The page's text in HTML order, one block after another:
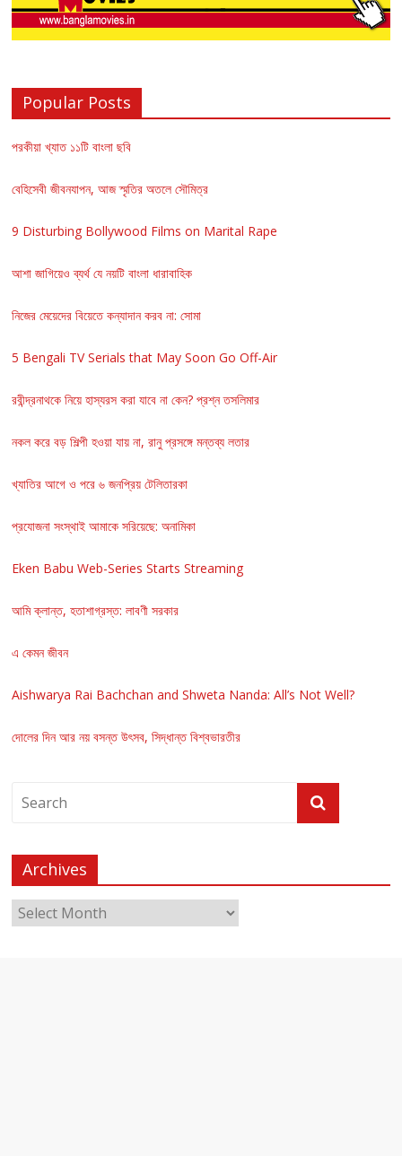
Popular Posts
পরকীয়া খ্যাত ১১টি বাংলা ছবি
বেহিসেবী জীবনযাপন, আজ স্মৃতির অতলে সৌমিত্র
9 Disturbing Bollywood Films on Marital Rape
আশা জাগিয়েও ব্যর্থ যে নয়টি বাংলা ধারাবাহিক
নিজের মেয়েদের বিয়েতে কন্যাদান করব না: সোমা
5 Bengali TV Serials that May Soon Go Off-Air
রবীন্দ্রনাথকে নিয়ে হাস্যরস করা যাবে না কেন? প্রশ্ন তসলিমার
নকল করে বড় শিল্পী হওয়া যায় না, রানু প্রসঙ্গে মন্তব্য লতার
খ্যাতির আগে ও পরে ৬ জনপ্রিয় টেলিতারকা
প্রযোজনা সংস্থাই আমাকে সরিয়েছে: অনামিকা
Eken Babu Web-Series Starts Streaming
আমি ক্লান্ত, হতাশাগ্রস্ত: লাবণী সরকার
এ কেমন জীবন
Aishwarya Rai Bachchan and Shweta Nanda: All’s Not Well?
দোলের দিন আর নয় বসন্ত উৎসব, সিদ্ধান্ত বিশ্বভারতীর
Archives